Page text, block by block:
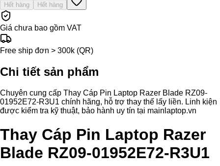
Hết hàng Hết hàng
Giá chưa bao gồm VAT
Free ship đơn > 300k (QR)
Chi tiết sản phẩm
Chuyên cung cấp Thay Cáp Pin Laptop Razer Blade RZ09-
01952E72-R3U1 chính hãng, hỗ trợ thay thế lấy liền. Linh kiện
được kiểm tra kỹ thuật, bảo hành uy tín tại mainlaptop.vn
Thay Cáp Pin Laptop Razer
Blade RZ09-01952E72-R3U1